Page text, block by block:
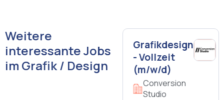
Weitere
interessante Jobs
im Grafik / Design
Grafikdesigner/in
- Vollzeit
(m/w/d)
Conversion
Studio